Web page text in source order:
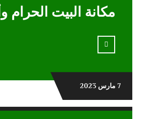
7 مارس 2023